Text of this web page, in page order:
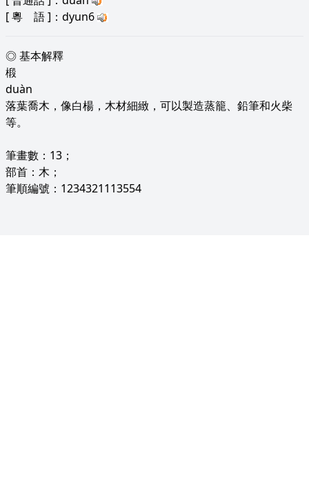
[粵 語]：dyun6
◎ 基本解釋
椴
duàn
落葉喬木，像白楊，木材細緻，可以製造蒸籠、鉛筆和火柴
等。
筆畫數：13；
部首：木；
筆順編號：1234321113554